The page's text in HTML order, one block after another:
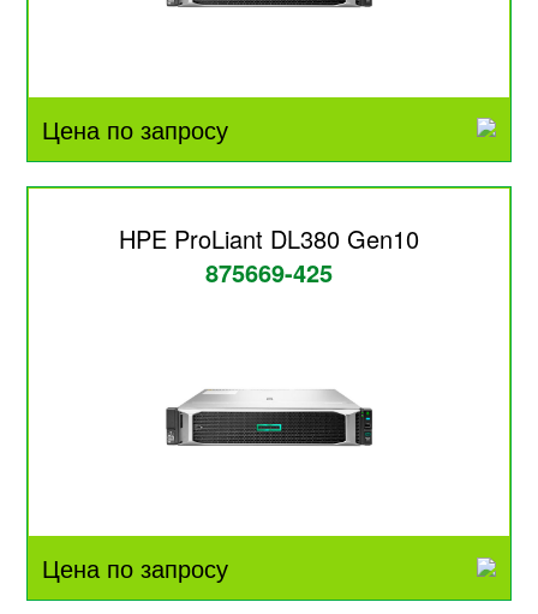
Цена по запросу
HPE ProLiant DL380 Gen10
875669-425
Цена по запросу